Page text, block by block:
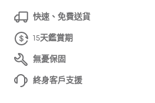
快速、免費送貨
15天鑑賞期
無憂保固
終身客戶支援